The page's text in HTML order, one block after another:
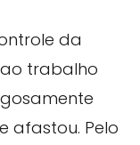
da
trabalho
afastou. Pelo